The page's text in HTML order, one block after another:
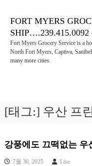
FORT MYERS
SHIP….239.415.0092
Fort Myers Grocery Service is a
North Fort Myers, Captiva,
many more cities.
[태그:] 우산 프
강풍에도 끄떡없는 우
7월 30, 2025 Lisa